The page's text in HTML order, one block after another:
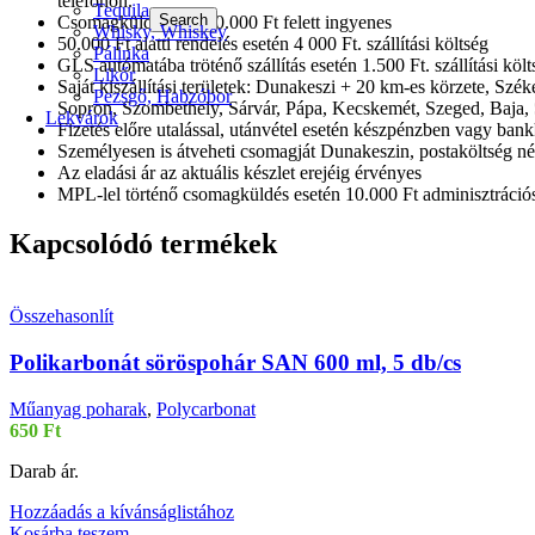
Search
Tequila
Whisky, Whiskey
Pálinka
Likőr
Pezsgő, Habzóbor
Lekvárok
Csomagküldés díja 50.000 Ft felett ingyenes
50.000 Ft alatti rendelés esetén 4 000 Ft. szállítási költség
GLS autómatába tröténő szállítás esetén 1.500 Ft. szállítási
Saját kiszállítási területek: Dunakeszi + 20 km-es körzete,
Sopron, Szombethely, Sárvár, Pápa, Kecskemét, Szeged,
Fizetés előre utalással, utánvétel esetén készpénzben vagy
Személyesen is átveheti csomagját Dunakeszin, postaköltség
Az eladási ár az aktuális készlet erejéig érvényes
MPL-lel történő csomagküldés esetén 10.000 Ft
Kapcsolódó termékek
Összehasonlít
Polikarbonát söröspohár SAN 600 ml, 5 db/cs
Műanyag poharak, Polycarbonat
650 Ft
Darab ár.
Hozzáadás a kívánságlistához